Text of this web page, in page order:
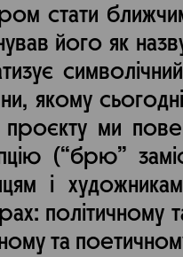
стати
його як
якому
проєкту ми
(“брю”
і
політичному
та